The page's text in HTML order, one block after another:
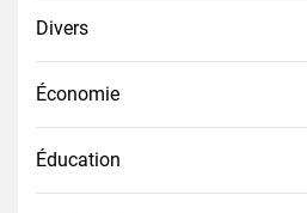
Divers
Économie
Éducation